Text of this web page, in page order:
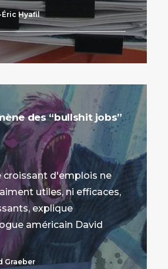
Hyafil
des “bullshit jobs”
croissant d'emplois ne
utiles, ni efficaces,
explique
américain David
Graeber